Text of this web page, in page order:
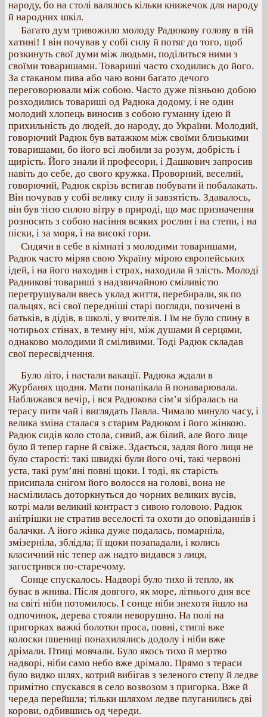
народу, бо на столі валялось кільки книжечок для народу
й народних шкіл.
Багато дум тривожило молоду Радюкову голову в тій
хатині! І він почував у собі силу й потяг до того, щоб
розкинуть свої думи між людьми, поділиться ними з
своїми товаришами. Товариші часто сходились до його.
За стаканом пива або чаю вони багато дечого
переговорювали між собою. Часто дуже пізньою добою
розходились товариші од Радюка додому, і не один
молодий хлопець виносив з собою гуманну ідею й
прихильність до людей, до народу, до України. Молодий,
говорючий Радюк був ватажком між своїми близькими
товаришами, бо його всі любили за розум, добрість і
щирість. Його знали й професори, і Дашкович запросив
навіть до себе, до свого кружка. Проворний, веселий,
говорючий, Радюк скрізь встигав побувати й побалакать.
Він почував у собі велику силу й завзятість. Здавалось,
він був тією силою вітру в природі, що має призначення
розносить з собою насіння всяких рослин і на степи, і на
піски, і за моря, і на високі гори.
Сидячи в себе в кімнаті з молодими товаришами,
Радюк часто міряв свою Україну мірою європейських
ідей, і на його находив і страх, находила й злість. Молоді
Радникові товариші з надзвичайною сміливістю
перетрушували ввесь уклад життя, перебирали, як по
пальцях, всі свої передніші старі погляди, позичені в
батьків, в дідів, в школі, у вчителів. І їм не було спину в
чотирьох стінах, в темну ніч, між душами й серцями,
однаково молодими й сміливими. Тоді Радюк складав
свої пересвідчення.
Було літо, і настали вакації. Радюка ждали в
Журбанях щодня. Мати понапікала й понаварювала.
Наближався вечір, і вся Радюкова сім’я зібралась на
терасу пити чай і виглядать Павла. Чимало минуло часу, і
велика зміна сталася з старим Радюком і його жінкою.
Радюк сидів коло стола, сивий, аж білий, але його лице
було й тепер гарне й свіже. Здається, задля його лиця не
було старості: такі швидкі були його очі, такі червоні
уста, такі рум’яні повні щоки. І тоді, як старість
присипала снігом його волосся на голові, вона не
насмілилась доторкнуться до чорних великих вусів,
котрі мали великий контраст з сивою головою. Радюк
анітрішки не стратив веселості та охоти до оповіданнів і
балачки. А його жінка дуже подалась, помарніла,
змізерніла, зблідла; її щоки позападали, і колись
класичний ніс тепер аж надто видався з лиця,
загострився по-старечому.
Сонце спускалось. Надворі було тихо й тепло, як
буває в жнива. Після довгого, як море, літнього дня все
на світі ніби потомилось. І сонце ніби знехотя йшло на
одпочинок, дерева стояли неворушно. На полі на
пригорках важкі болотки проса, повні, стиглі вже
колоски пшениці понахилялись додолу і ніби вже
дрімали. Птиці мовчали. Було якось тихо й мертво
надворі, ніби само небо вже дрімало. Прямо з тераси
було видко шлях, котрий вибігав з зеленого степу й ледве
примітно спускався в село возвозом з пригорка. Вже й
череда перейшла; тільки шляхом ледве плуганились дві
корови, одбившись од череди.